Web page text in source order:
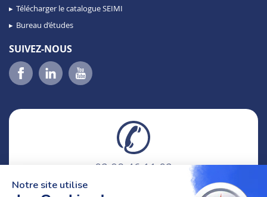
Télécharger le catalogue SEIMI
Bureau d’études
SUIVEZ-NOUS
02 98 46 11 02
8h-12h30 & 13h30-18h
Notre site utilise